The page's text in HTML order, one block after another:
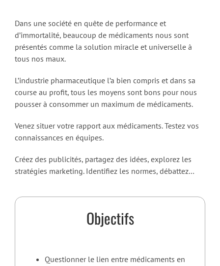
Dans une société en quête de performance et
d’immortalité, beaucoup de médicaments nous sont
présentés comme la solution miracle et universelle à
tous nos maux.
L’industrie pharmaceutique l’a bien compris et dans sa
course au profit, tous les moyens sont bons pour nous
pousser à consommer un maximum de médicaments.
Venez situer votre rapport aux médicaments. Testez vos
connaissances en équipes.
Créez des publicités, partagez des idées, explorez les
stratégies marketing. Identifiez les normes, débattez…
Objectifs
Questionner le lien entre médicaments en